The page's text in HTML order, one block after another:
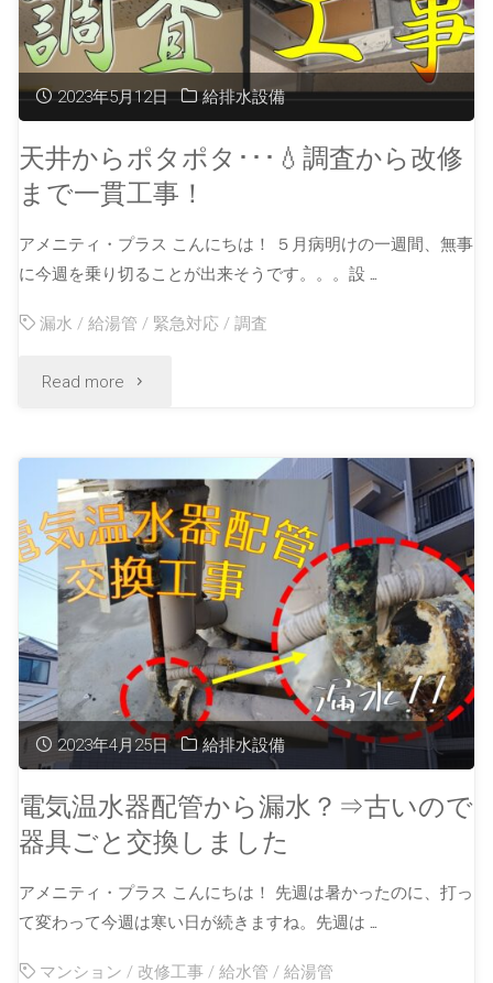
2023年5月12日 給排水設備
天井からポタポタ･･･💧調査から改修
まで一貫工事！
アメニティ・プラス こんにちは！ ５月病明けの一週間、無事
に今週を乗り切ることが出来そうです。。。設 …
漏水 /給湯管 / 緊急対応 /調査
Read more
2023年4月25日 給排水設備
電気温水器配管から漏水？⇒古いので
器具ごと交換しました
アメニティ・プラス こんにちは！ 先週は暑かったのに、打っ
て変わって今週は寒い日が続きますね。先週は …
マンション / 改修工事 /給水管 /給湯管